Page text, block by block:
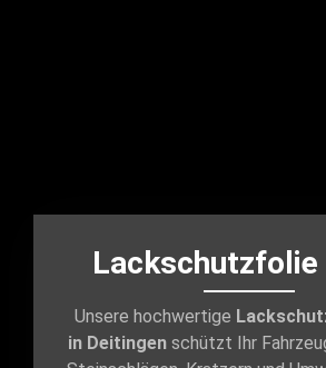
Lackschutzfolie
Unsere hochwertige
in Deitingen schützt Ihr